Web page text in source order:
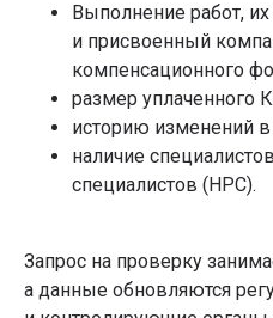
Выполнение работ,
и присвоенный
компенсационного
размер уплаченного
историю изменений в
наличие
специалистов (НРС).
Запрос на проверку
а данные обновляются